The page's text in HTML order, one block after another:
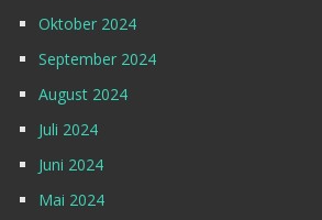
Oktober 2024
September 2024
August 2024
Juli 2024
Juni 2024
Mai 2024